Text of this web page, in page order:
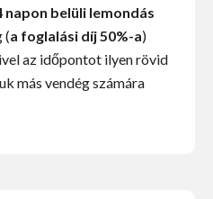
napon belüli lemondás
(a foglalási díj 50%-a)
az időpontot ilyen rövid
más vendég számára